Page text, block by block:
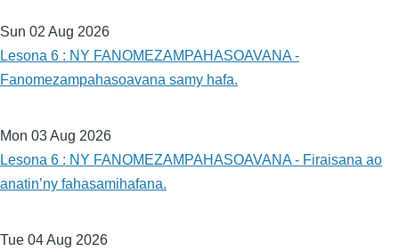
Sun 02 Aug 2026
Lesona 6 : NY FANOMEZAMPAHASOAVANA -
Fanomezampahasoavana samy hafa.
Mon 03 Aug 2026
Lesona 6 : NY FANOMEZAMPAHASOAVANA - Firaisana ao
anatin’ny fahasamihafana.
Tue 04 Aug 2026